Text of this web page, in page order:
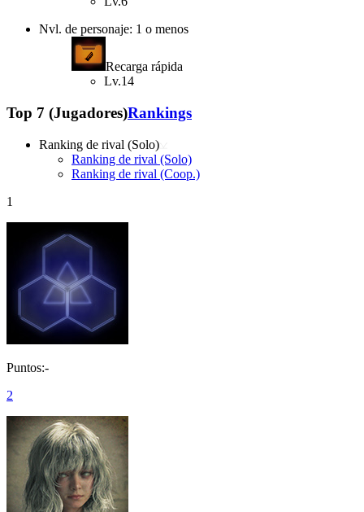
Nvl. de personaje: 1 o menos
Recarga rápida
Lv.14
Top 7 (Jugadores)Rankings
Ranking de rival (Solo)
Ranking de rival (Solo)
Ranking de rival (Coop.)
1
Puntos:-
2